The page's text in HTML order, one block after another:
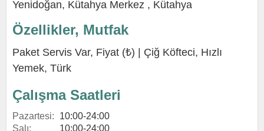
Yenidoğan, Kütahya Merkez , Kütahya
Özellikler, Mutfak
Paket Servis Var, Fiyat (₺) | Çiğ Köfteci, Hızlı
Yemek, Türk
Çalışma Saatleri
Pazartesi:
10:00-24:00
Salı:
10:00-24:00